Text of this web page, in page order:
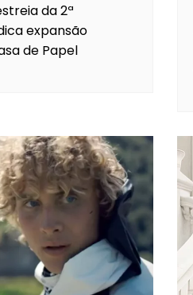
da 2ª
expansão
de Papel